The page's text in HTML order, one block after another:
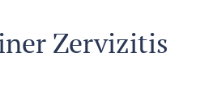
Zervizitis